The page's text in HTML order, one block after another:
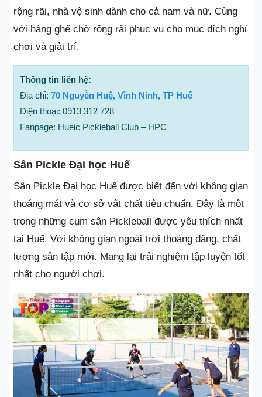
rộng rãi, nhà vệ sinh dành cho cả nam và nữ. Cùng
với hàng ghế chờ rộng rãi phục vụ cho mục đích nghỉ
chơi và giải trí.
Thông tin liên hệ:
Địa chỉ: 70 Nguyễn Huệ, Vĩnh Ninh, TP Huế
Điện thoại: 0913 312 728
Fanpage: Hueic Pickleball Club – HPC
Sân Pickle Đại học Huế
Sân Pickle Đại học Huế được biết đến với không gian
thoáng mát và cơ sở vật chất tiêu chuẩn. Đây là một
trong những cụm sân Pickleball được yêu thích nhất
tại Huế. Với không gian ngoài trời thoáng đãng, chất
lượng sân tập mới. Mang lại trải nghiệm tập luyện tốt
nhất cho người chơi.